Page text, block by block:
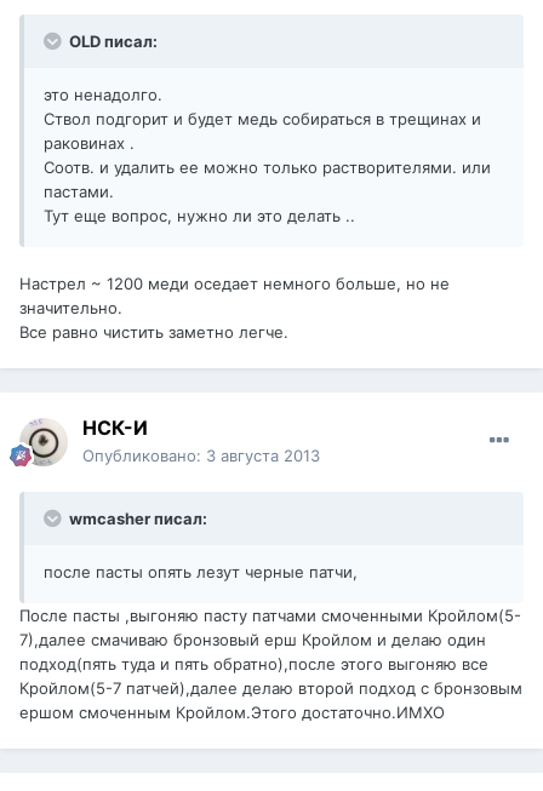
OLD писал:
это ненадолго.
Ствол подгорит и будет медь собираться в трещинах и
раковинах .
Соотв. и удалить ее можно только растворителями. или
пастами.
Тут еще вопрос, нужно ли это делать ..
Настрел ~ 1200 меди оседает немного больше, но не
значительно.
Все равно чистить заметно легче.
НСК-И
Опубликовано: 3 августа 2013
wmcasher писал:
после пасты опять лезут черные патчи,
После пасты ,выгоняю пасту патчами смоченными Кройлом(5-
7),далее смачиваю бронзовый ерш Кройлом и делаю один
подход(пять туда и пять обратно),после этого выгоняю все
Кройлом(5-7 патчей),далее делаю второй подход с бронзовым
ершом смоченным Кройлом.Этого достаточно.ИМХО